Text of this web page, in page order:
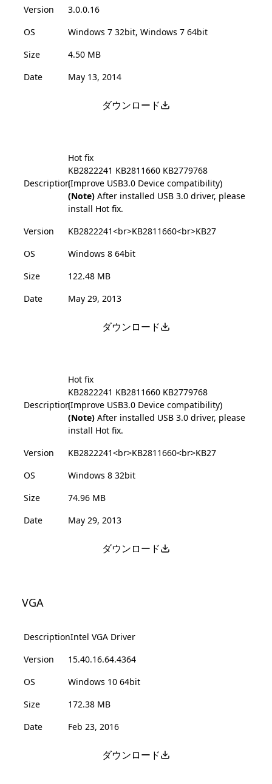
Version
3.0.0.16
OS
Windows 7 32bit, Windows 7 64bit
Size
4.50 MB
Date
May 13, 2014
ダウンロード
Description
Hot fix
KB2822241 KB2811660 KB2779768
(Improve USB3.0 Device compatibility)
(Note) After installed USB 3.0 driver, please
install Hot fix.
Version
KB2822241<br>KB2811660<br>KB27
OS
Windows 8 64bit
Size
122.48 MB
Date
May 29, 2013
ダウンロード
Description
Hot fix
KB2822241 KB2811660 KB2779768
(Improve USB3.0 Device compatibility)
(Note) After installed USB 3.0 driver, please
install Hot fix.
Version
KB2822241<br>KB2811660<br>KB27
OS
Windows 8 32bit
Size
74.96 MB
Date
May 29, 2013
ダウンロード
VGA
DescriptionIntel VGA Driver
Version
15.40.16.64.4364
OS
Windows 10 64bit
Size
172.38 MB
Date
Feb 23, 2016
ダウンロード